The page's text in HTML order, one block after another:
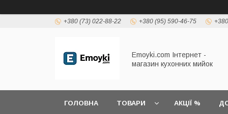
+380 (73) 022-88-22 +380 (95) 590-46-75
Emoyki.com Інтернет -
магазин кухонних мийок
ГОЛОВНА ТОВАРИ АКЦІЇ %